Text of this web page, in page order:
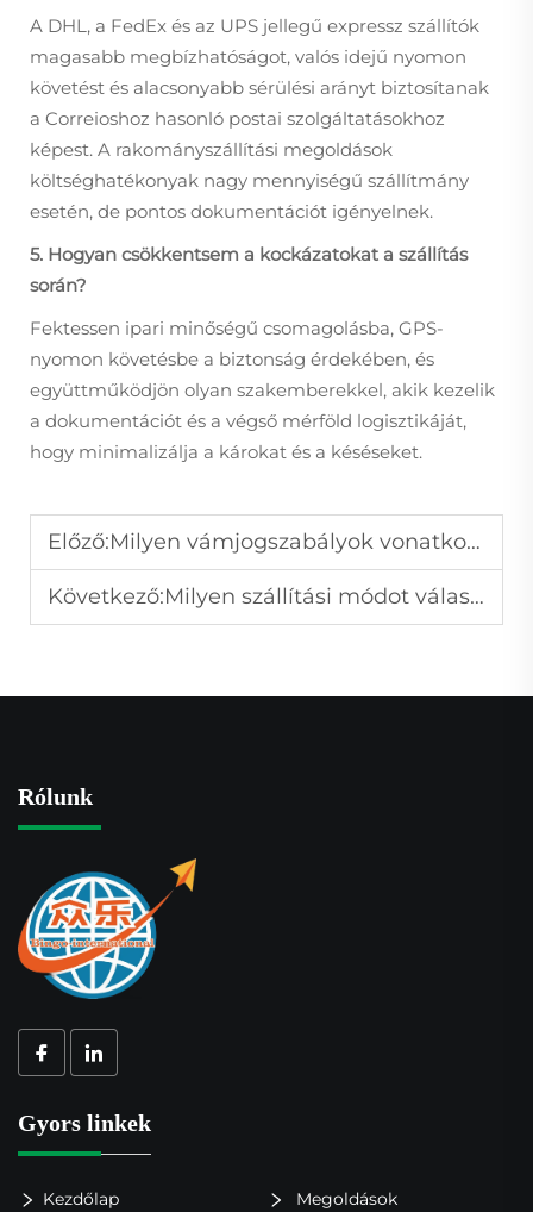
A DHL, a FedEx és az UPS jellegű expressz szállítók
magasabb megbízhatóságot, valós idejű nyomon
követést és alacsonyabb sérülési arányt biztosítanak
a Correioshoz hasonló postai szolgáltatásokhoz
képest. A rakományszállítási megoldások
költséghatékonyak nagy mennyiségű szállítmány
esetén, de pontos dokumentációt igényelnek.
5. Hogyan csökkentsem a kockázatokat a szállítás
során?
Fektessen ipari minőségű csomagolásba, GPS-
nyomon követésbe a biztonság érdekében, és
együttműködjön olyan szakemberekkel, akik kezelik
a dokumentációt és a végső mérföld logisztikáját,
hogy minimalizálja a károkat és a késéseket.
Előző:Milyen vámjogszabályok vonatkoznak az LED-kijelzők szállítására Brazíliába?
Következő:Milyen szállítási módot válasszunk LED-kijelzők Brazíliába történő szállításához?
Rólunk
Gyors linkek
Kezdőlap Megoldások